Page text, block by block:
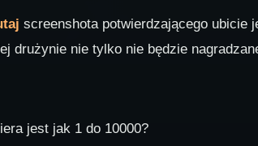
screenshota potwierdzającego ubicie
drużynie nie tylko nie będzie
jest jak 1 do 10000?